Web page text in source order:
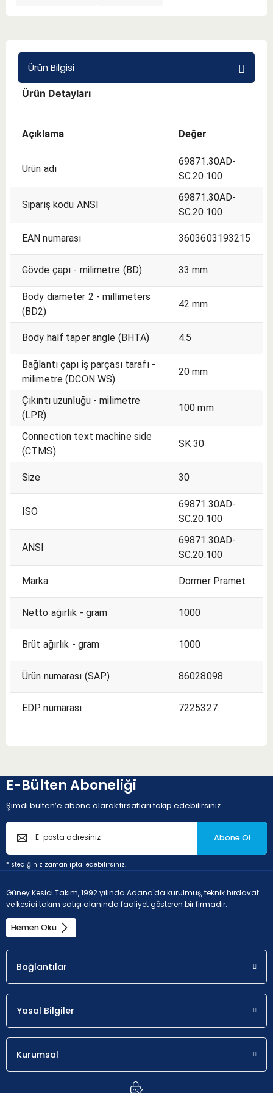
Ürün Bilgisi
Ürün Detayları
Açıklama Değer
Ürün adı
69871.30AD-
SC.20.100
Sipariş kodu ANSI
69871.30AD-
SC.20.100
EAN numarası 3603603193215
Gövde çapı - milimetre (BD) 33 mm
Body diameter 2 - millimeters
(BD2)
42 mm
Body half taper angle (BHTA) 4.5
Bağlantı çapı iş parçası tarafı -
milimetre (DCON WS)
20 mm
Çıkıntı uzunluğu - milimetre
(LPR)
100 mm
Connection text machine side
(CTMS)
SK 30
Size 30
ISO
69871.30AD-
SC.20.100
ANSI
69871.30AD-
SC.20.100
Marka Dormer Pramet
Netto ağırlık - gram 1000
Brüt ağırlık - gram 1000
Ürün numarası (SAP) 86028098
EDP numarası 7225327
E-Bülten Aboneliği
Şimdi bülten’e abone olarak fırsatları takip edebilirsiniz.
Abone Ol
*istediğiniz zaman iptal edebilirsiniz.
Güney Kesici Takım, 1992 yılında Adana'da kurulmuş, teknik hırdavat
ve kesici takım satışı alanında faaliyet gösteren bir firmadır.
Hemen Oku
Bağlantılar
Yasal Bilgiler
Kurumsal